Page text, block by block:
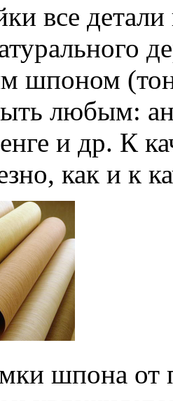
все
шпоном
любым:
и др. К
как и к
шпона от